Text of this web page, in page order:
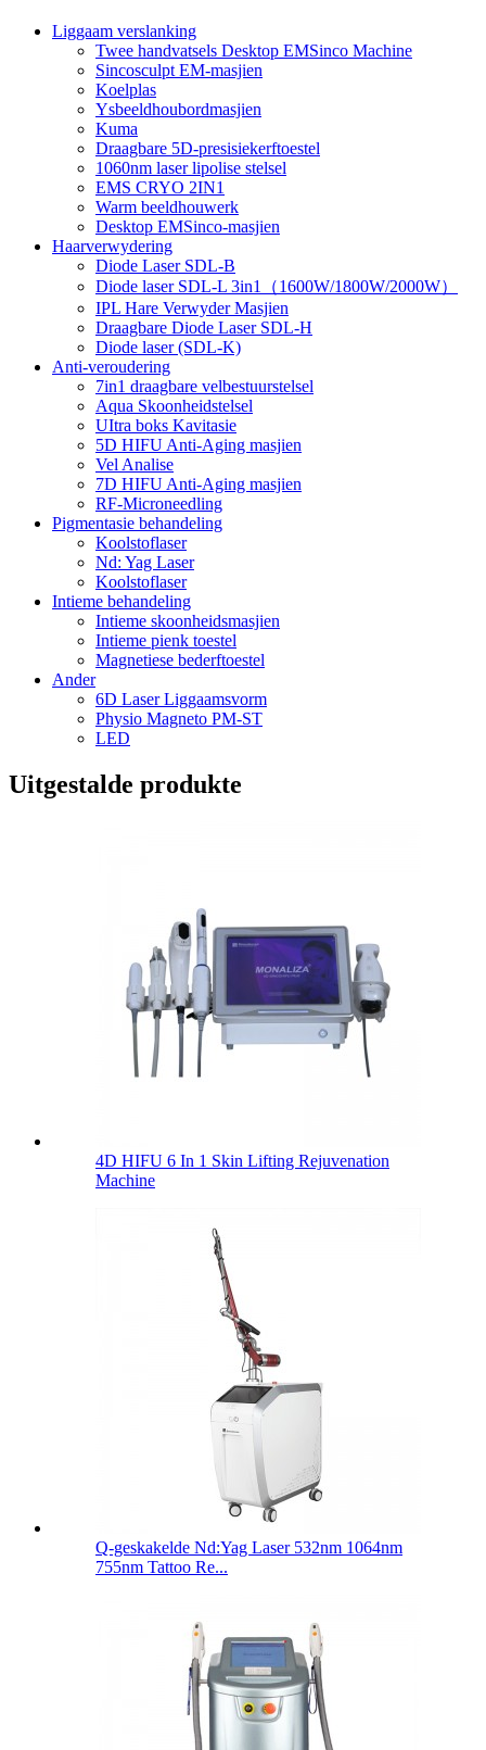
Liggaam verslanking
Twee handvatsels Desktop EMSinco Machine
Sincosculpt EM-masjien
Koelplas
Ysbeeldhoubordmasjien
Kuma
Draagbare 5D-presisiekerftoestel
1060nm laser lipolise stelsel
EMS CRYO 2IN1
Warm beeldhouwerk
Desktop EMSinco-masjien
Haarverwydering
Diode Laser SDL-B
Diode laser SDL-L 3in1（1600W/1800W/2000W）
IPL Hare Verwyder Masjien
Draagbare Diode Laser SDL-H
Diode laser (SDL-K)
Anti-veroudering
7in1 draagbare velbestuurstelsel
Aqua Skoonheidstelsel
UItra boks Kavitasie
5D HIFU Anti-Aging masjien
Vel Analise
7D HIFU Anti-Aging masjien
RF-Microneedling
Pigmentasie behandeling
Koolstoflaser
Nd: Yag Laser
Koolstoflaser
Intieme behandeling
Intieme skoonheidsmasjien
Intieme pienk toestel
Magnetiese bederftoestel
Ander
6D Laser Liggaamsvorm
Physio Magneto PM-ST
LED
Uitgestalde produkte
4D HIFU 6 In 1 Skin Lifting Rejuvenation
Machine
Q-geskakelde Nd:Yag Laser 532nm 1064nm
755nm Tattoo Re...